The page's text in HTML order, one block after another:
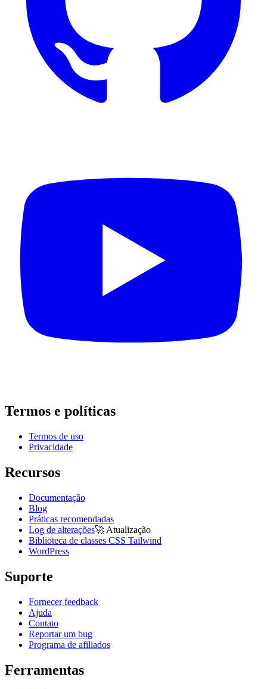
Termos e políticas
Termos de uso
Privacidade
Recursos
Documentação
Blog
Práticas recomendadas
Log de alterações🚀 Atualização
Biblioteca de classes CSS Tailwind
WordPress
Suporte
Fornecer feedback
Ajuda
Contato
Reportar um bug
Programa de afiliados
Ferramentas